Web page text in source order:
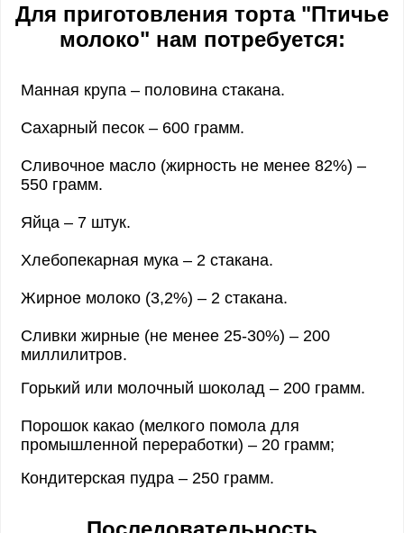
Для приготовления торта "Птичье
молоко" нам потребуется:
Манная крупа – половина стакана.
Сахарный песок – 600 грамм.
Сливочное масло (жирность не менее 82%) –
550 грамм.
Яйца – 7 штук.
Хлебопекарная мука – 2 стакана.
Жирное молоко (3,2%) – 2 стакана.
Сливки жирные (не менее 25-30%) – 200
миллилитров.
Горький или молочный шоколад – 200 грамм.
Порошок какао (мелкого помола для
промышленной переработки) – 20 грамм;
Кондитерская пудра – 250 грамм.